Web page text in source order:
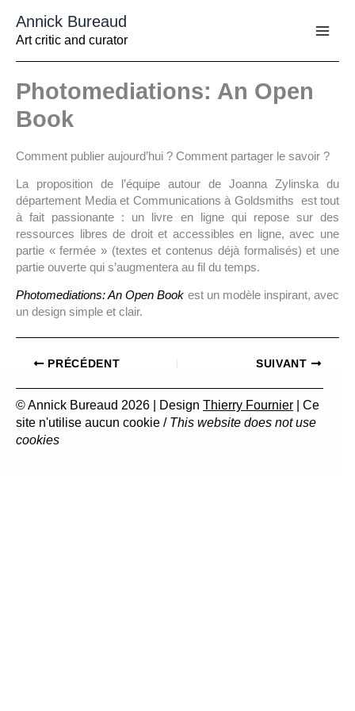
contenu
Annick Bureaud
Art critic and curator
Photomediations: An Open
Book
Comment publier aujourd’hui ? Comment partager le savoir ?
La proposition de l’équipe autour de Joanna Zylinska du
département Media et Communications à Goldsmiths est tout
à fait passionante : un livre en ligne qui repose sur des
ressources libres de droit et accessibles en ligne, avec une
partie « fermée » (textes et contenus déjà formalisés) et une
partie ouverte qui s’augmentera au fil du temps.
Photomediations: An Open Book est un modèle inspirant, avec
un design simple et clair.
PRÉCÉDENT SUIVANT
© Annick Bureaud 2026 | Design Thierry Fournier | Ce
site n'utilise aucun cookie / This website does not use
cookies